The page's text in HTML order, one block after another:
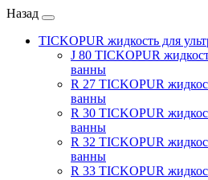
Назад
TICKOPUR жидкость для
J 80 TICKOPUR
ванны
R 27 TICKOPUR
ванны
R 30 TICKOPUR
ванны
R 32 TICKOPUR
ванны
R 33 TICKOPUR